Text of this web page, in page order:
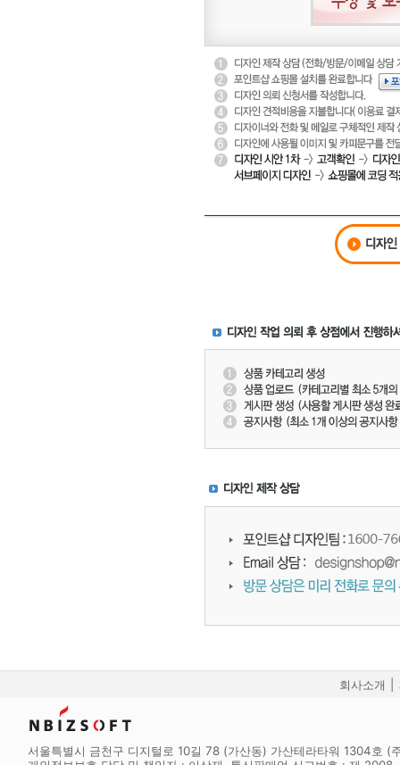
회사소개
서울특별시 금천구 디지털로 10길 78 (가산동) 가산테라타워 1304호 (